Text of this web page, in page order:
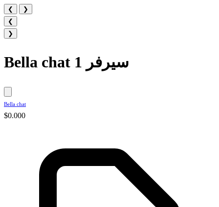
❮
❯
❮
❯
Bella chat سيرفر 1
Bella chat
$0.000